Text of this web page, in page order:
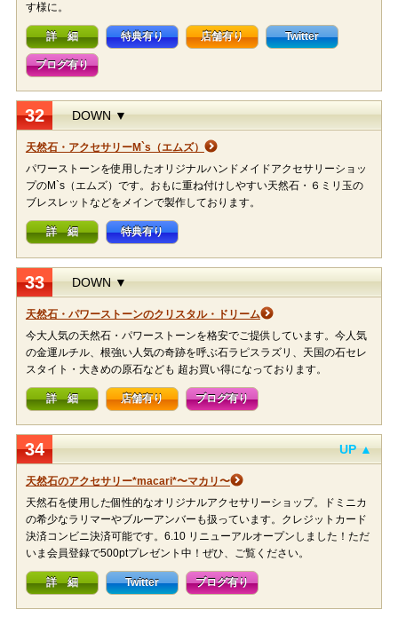
す様に。
詳 細 特典有り 店舗有り Twitter
ブログ有り
32 DOWN ▼
天然石・アクセサリーM`s（エムズ）
パワーストーンを使用したオリジナルハンドメイドアクセサリーショッ
プのM`s（エムズ）です。おもに重ね付けしやすい天然石・６ミリ玉の
ブレスレットなどをメインで製作しております。
詳 細 特典有り
33 DOWN ▼
天然石・パワーストーンのクリスタル・ドリーム
今大人気の天然石・パワーストーンを格安でご提供しています。今人気
の金運ルチル、根強い人気の奇跡を呼ぶ石ラピスラズリ、天国の石セレ
スタイト・大きめの原石なども 超お買い得になっております。
詳 細 店舗有り ブログ有り
34 UP ▲
天然石のアクセサリー*macari*〜マカリ〜
天然石を使用した個性的なオリジナルアクセサリーショップ。ドミニカ
の希少なラリマーやブルーアンバーも扱っています。クレジットカード
決済コンビニ決済可能です。6.10 リニューアルオープンしました！ただ
いま会員登録で500ptプレゼント中！ぜひ、ご覧ください。
詳 細 Twitter ブログ有り